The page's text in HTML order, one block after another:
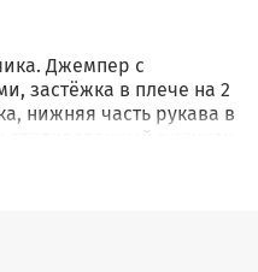
Джемпер с
застёжка в плече на 2
нижняя часть рукава в
стилизованный рисунок
в поясе, нижняя